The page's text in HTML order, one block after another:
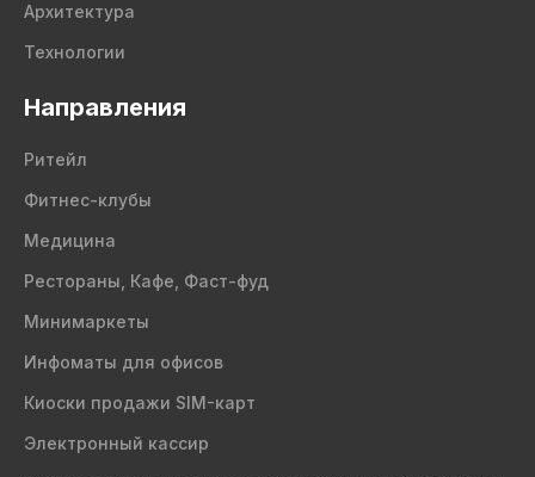
Архитектура
Технологии
Направления
Ритейл
Фитнес-клубы
Медицина
Рестораны, Кафе, Фаст-фуд
Минимаркеты
Инфоматы для офисов
Киоски продажи SIM-карт
Электронный кассир